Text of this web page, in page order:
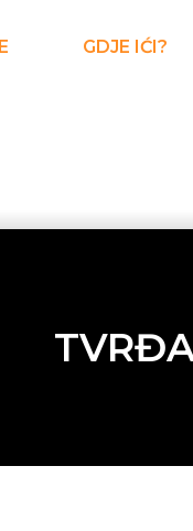
GDJE IĆI?